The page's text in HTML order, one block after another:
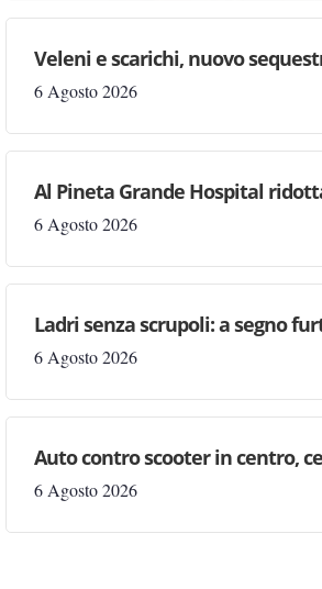
Veleni e scarichi, nuovo
6 Agosto 2026
Al Pineta Grande Hospital
6 Agosto 2026
Ladri senza scrupoli: a segno
6 Agosto 2026
Auto contro scooter in centro,
6 Agosto 2026